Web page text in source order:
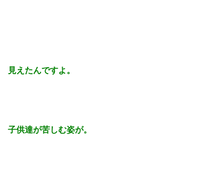
見えたんですよ。
子供達が苦しむ姿が。